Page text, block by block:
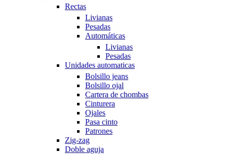
Rectas
Livianas
Pesadas
Automáticas
Livianas
Pesadas
Unidades automaticas
Bolsillo jeans
Bolsillo ojal
Cartera de chombas
Cinturera
Ojales
Pasa cinto
Patrones
Zig-zag
Doble aguja